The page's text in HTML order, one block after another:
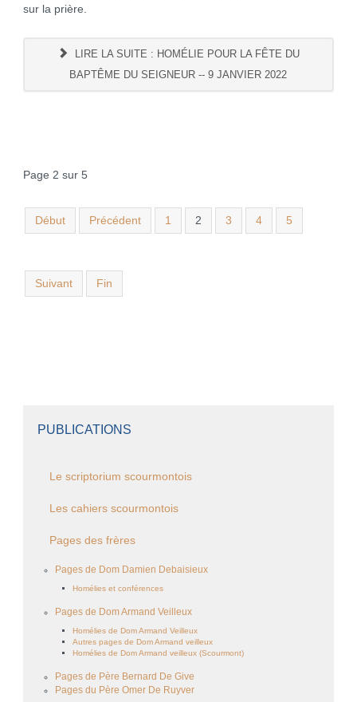
sur la prière.
LIRE LA SUITE : HOMÉLIE POUR LA FÊTE DU
BAPTÊME DU SEIGNEUR -- 9 JANVIER 2022
Page 2 sur 5
Début Précédent 1 2 3 4 5
Suivant Fin
PUBLICATIONS
Le scriptorium scourmontois
Les cahiers scourmontois
Pages des frères
Pages de Dom Damien Debaisieux
Homélies et conférences
Pages de Dom Armand Veilleux
Homélies de Dom Armand Veilleux
Autres pages de Dom Armand veilleux
Homélies de Dom Armand veilleux (Scourmont)
Pages de Père Bernard De Give
Pages du Père Omer De Ruyver